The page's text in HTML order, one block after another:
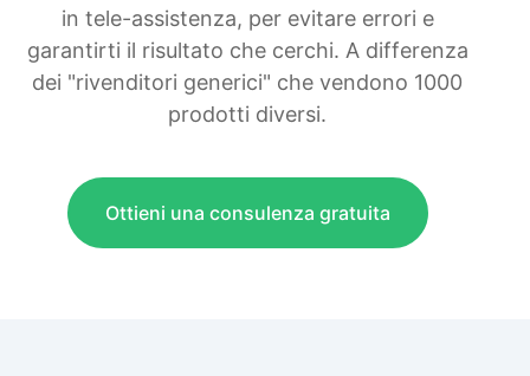
in tele-assistenza, per evitare errori e
garantirti il risultato che cerchi. A differenza
dei "rivenditori generici" che vendono 1000
prodotti diversi.
Ottieni una consulenza gratuita